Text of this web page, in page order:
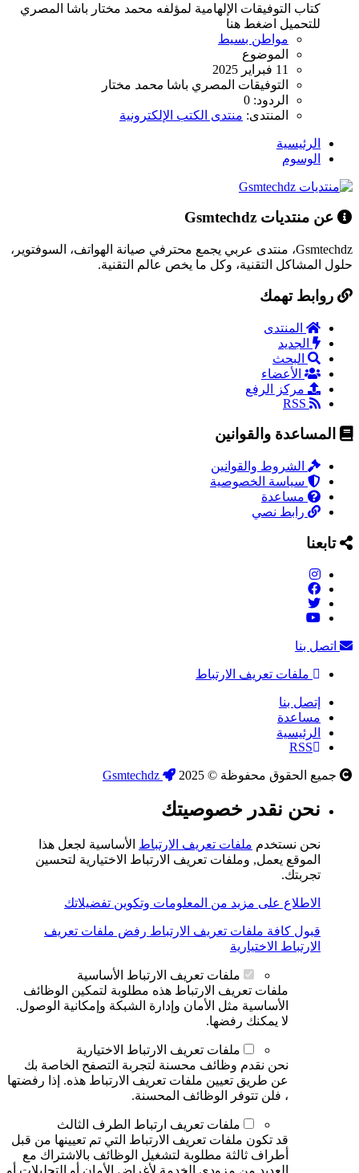
كتاب التوفيقات الإلهامية لمؤلفه محمد مختار باشا المصري
للتحميل اضغط هنا
مواطن بسيط
الموضوع
11 فبراير 2025
التوفيقات المصري باشا محمد مختار
الردود: 0
المنتدى: منتدى الكتب الإلكترونية
الرئيسية
الوسوم
عن منتديات Gsmtechdz
Gsmtechdz، منتدى عربي يجمع محترفي صيانة الهواتف، السوفتوير،
حلول المشاكل التقنية، وكل ما يخص عالم التقنية.
روابط تهمك
المنتدى
الجديد
البحث
الأعضاء
مركز الرفع
المساعدة والقوانين
الشروط والقوانين
سياسة الخصوصية
مساعدة
رابط نصي
تابعنا
اتصل بنا
ملفات تعريف الارتباط
إتصل بنا
مساعدة
الرئيسية
RSS
جميع الحقوق محفوظة © 2025
نحن نقدر خصوصيتك
نحن نستخدم ملفات تعريف الارتباط الأساسية لجعل هذا
الموقع يعمل, وملفات تعريف الارتباط الاختيارية لتحسين
تجربتك.
الاطلاع على مزيد من المعلومات وتكوين تفضيلاتك
قبول كافة ملفات تعريف الارتباط رفض ملفات تعريف
الارتباط الاختيارية
ملفات تعريف الارتباط الأساسية
ملفات تعريف الارتباط هذه مطلوبة لتمكين الوظائف
الأساسية مثل الأمان وإدارة الشبكة وإمكانية الوصول.
لا يمكنك رفضها.
ملفات تعريف الارتباط الاختيارية
نحن نقدم وظائف محسنة لتجربة التصفح الخاصة بك
عن طريق تعيين ملفات تعريف الارتباط هذه. إذا رفضتها
، فلن تتوفر الوظائف المحسنة.
ملفات تعريف ارتباط الطرف الثالث
قد تكون ملفات تعريف الارتباط التي تم تعيينها من قبل
أطراف ثالثة مطلوبة لتشغيل الوظائف بالاشتراك مع